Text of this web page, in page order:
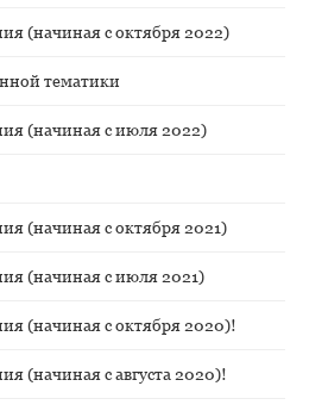
(начиная с октября 2022)
тематики
(начиная с июля 2022)
(начиная с октября 2021)
(начиная с июля 2021)
(начиная с октября 2020)!
(начиная с августа 2020)!